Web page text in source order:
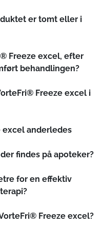
er tomt eller i
Freeze excel, efter
behandlingen?
Freeze excel i
excel anderledes
findes på apoteker?
for en effektiv
Freeze excel?